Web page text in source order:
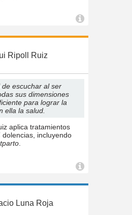
Ripoll Ruiz
escuchar al ser
sus dimensiones
para lograr la
ella la salud.
aplica tratamientos
incluyendo
.
Luna Roja